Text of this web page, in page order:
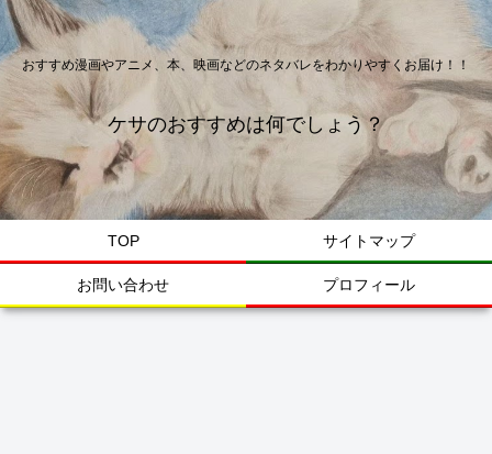
おすすめ漫画やアニメ、本、映画などのネタバレをわかりやすくお届け！！
ケサのおすすめは何でしょう？
TOP サイトマップ
お問い合わせ プロフィール